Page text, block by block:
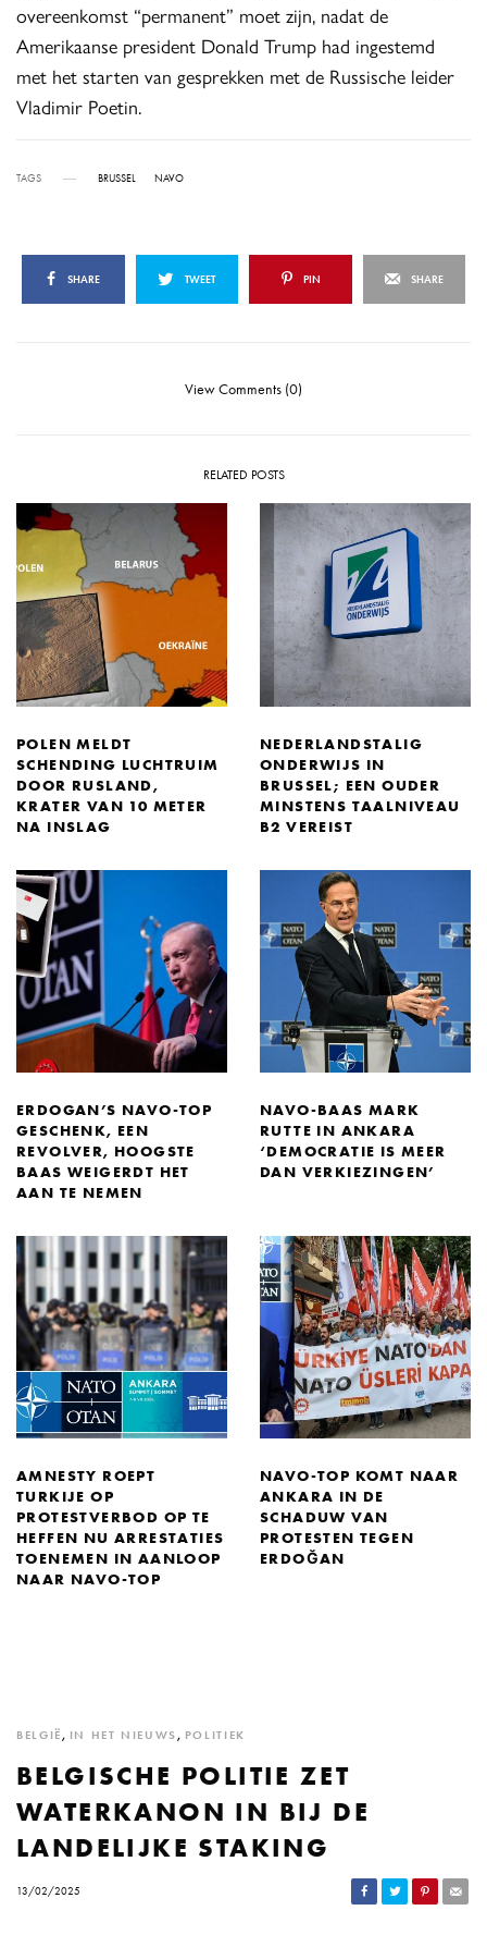
overeenkomst “permanent” moet zijn, nadat de
Amerikaanse president Donald Trump had ingestemd
met het starten van gesprekken met de Russische leider
Vladimir Poetin.
TAGS BRUSSEL NAVO
SHARE TWEET PIN SHARE
View Comments (0)
RELATED POSTS
POLEN MELDT
SCHENDING LUCHTRUIM
DOOR RUSLAND,
KRATER VAN 10 METER
NA INSLAG
NEDERLANDSTALIG
ONDERWIJS IN
BRUSSEL; EEN OUDER
MINSTENS TAALNIVEAU
B2 VEREIST
ERDOGAN’S NAVO-TOP
GESCHENK, EEN
REVOLVER, HOOGSTE
BAAS WEIGERDT HET
AAN TE NEMEN
NAVO-BAAS MARK
RUTTE IN ANKARA
‘DEMOCRATIE IS MEER
DAN VERKIEZINGEN’
AMNESTY ROEPT
TURKIJE OP
PROTESTVERBOD OP TE
HEFFEN NU ARRESTATIES
TOENEMEN IN AANLOOP
NAAR NAVO-TOP
NAVO-TOP KOMT NAAR
ANKARA IN DE
SCHADUW VAN
PROTESTEN TEGEN
ERDOĞAN
BELGIË , IN HET NIEUWS , POLITIEK
BELGISCHE POLITIE ZET
WATERKANON IN BIJ DE
LANDELIJKE STAKING
13/02/2025